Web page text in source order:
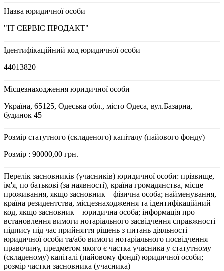
Назва юридичної особи
"ІТ СЕРВІС ПРОДАКТ"
Ідентифікаційний код юридичної особи
44013820
Місцезнаходження юридичної особи
Україна, 65125, Одеська обл., місто Одеса, вул.Базарна,
будинок 45
Розмір статутного (складеного) капіталу (пайового фонду)
Розмір : 90000,00 грн.
Перелік засновників (учасників) юридичної особи: прізвище,
ім'я, по батькові (за наявності), країна громадянства, місце
проживання, якщо засновник – фізична особа; найменування,
країна резидентства, місцезнаходження та ідентифікаційний
код, якщо засновник – юридична особа; інформація про
встановлення вимоги нотаріального засвідчення справжності
підпису під час прийняття рішень з питань діяльності
юридичної особи та/або вимоги нотаріального посвідчення
правочину, предметом якого є частка учасника у статутному
(складеному) капіталі (пайовому фонді) юридичної особи;
розмір частки засновника (учасника)